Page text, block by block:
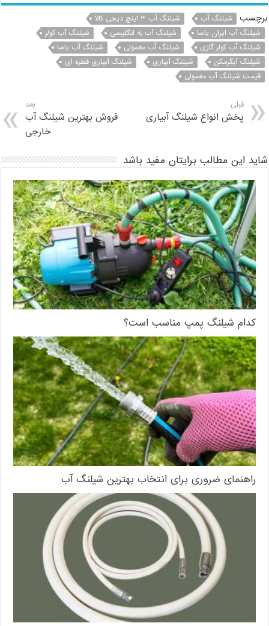
برچسب شیلنگ آب
شیلنگ آب ۳ اینچ دیجی کالا
شیلنگ آب ایران یاسا
شیلنگ آب به انگلیسی
شیلنگ آب کولر
شیلنگ آب کولر گازی
شیلنگ آب معمولی
شیلنگ آب یاسا
شیلنگ آبگرمکن
شیلنگ آبیاری
شیلنگ آبیاری قطره ای
قیمت شیلنگ آب معمولی
قبلی
پخش انواع شیلنگ آبیاری
بعد
فروش بهترین شیلنگ آب
خارجی
شاید این مطالب برایتان مفید باشد
کدام شیلنگ پمپ مناسب است؟
راهنمای ضروری برای انتخاب بهترین شیلنگ آب